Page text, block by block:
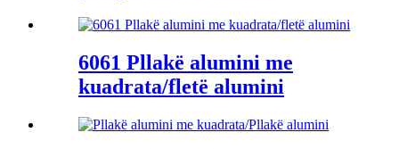
6061 Pllakë alumini me
kuadrata/fletë alumini